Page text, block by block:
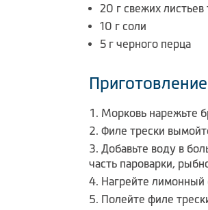
20 г свежих листьев
10 г соли
5 г черного перца
Морковь нарежьте
Филе трески
Добавьте воду в
часть пароварки,
Нагрейте лимонный
Полейте филе